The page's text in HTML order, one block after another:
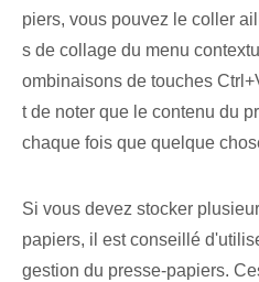
piers, vous pouvez le coller
s de collage du menu
ombinaisons de touches
t de noter que le contenu du
chaque fois que quelque
Si vous devez stocker
papiers, il est conseillé
gestion du presse-papiers.